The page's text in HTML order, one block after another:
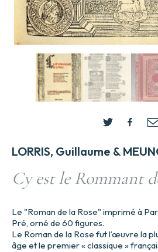
LORRIS, Guillaume &
Cy est le Rommant
Le "Roman de la Rose" imprimé à
Pré, orné de 60 figures.
Le Roman de la Rose fut l’œuvre la
âge et le premier « classique »